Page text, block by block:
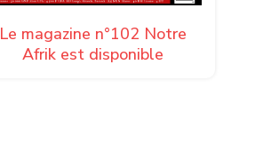
Le magazine n°102 Notre
Afrik est disponible